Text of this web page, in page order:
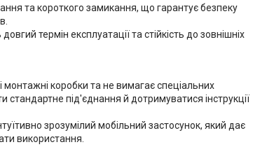
та короткого замикання, що гарантує безпеку
термін експлуатації та стійкість до зовнішніх
коробки та не вимагає спеціальних
стандартне під'єднання й дотримуватися інструкції
зрозумілий мобільний застосунок, який дає
використання.